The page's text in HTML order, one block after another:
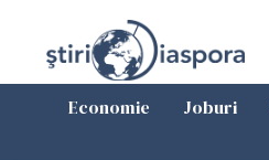
Economie Joburi